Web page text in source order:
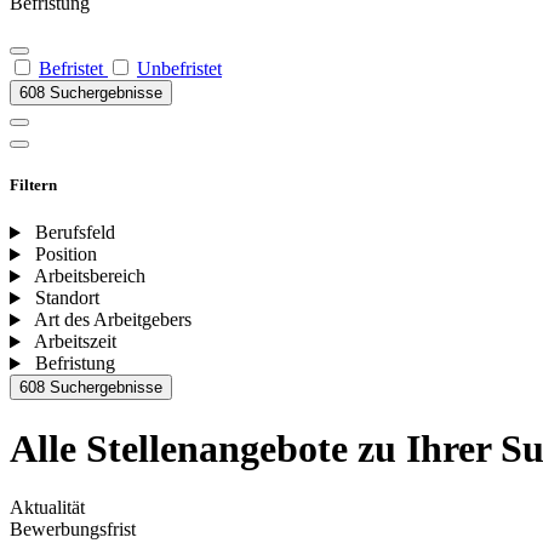
Befristet Unbefristet
608 Suchergebnisse
Filtern
Berufsfeld
Position
Arbeitsbereich
Standort
Art des Arbeitgebers
Arbeitszeit
Befristung
608 Suchergebnisse
Alle Stellenangebote zu Ihrer
Aktualität
Bewerbungsfrist